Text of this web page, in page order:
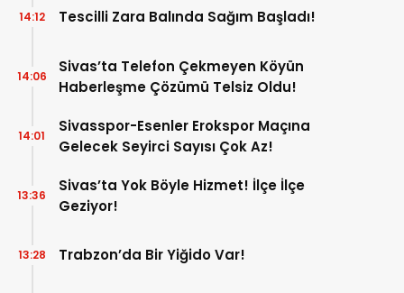
Tescilli Zara Balında Sağım Başladı!
14:12
Sivas’ta Telefon Çekmeyen Köyün
Haberleşme Çözümü Telsiz Oldu!
14:06
Sivasspor-Esenler Erokspor Maçına
Gelecek Seyirci Sayısı Çok Az!
14:01
Sivas’ta Yok Böyle Hizmet! İlçe İlçe
Geziyor!
13:36
Trabzon’da Bir Yiğido Var!
13:28